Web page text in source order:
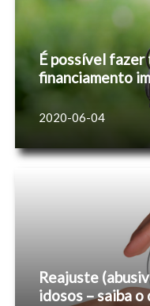
É possível
financiamento
2020-06-04
Reajuste
idosos – saiba o